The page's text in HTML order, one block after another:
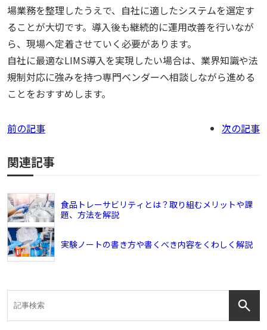
場業務を整理したうえで、自社に適したシステムを選定す
ることが大切です。導入後も継続的に運用改善を行いなが
ら、現場へ定着させていく必要があります。
自社に最適なLIMS導入を実現したい場合は、業界知識や法
規制対応に強みを持つ専門ベンダーへ相談しながら進める
ことをおすすめします。
前の記事 次の記事
関連記事
食品トレーサビリティとは？取り組むメリットや課
題、方法を解説
実験ノートの書き方や書くべき内容をくわしく解説